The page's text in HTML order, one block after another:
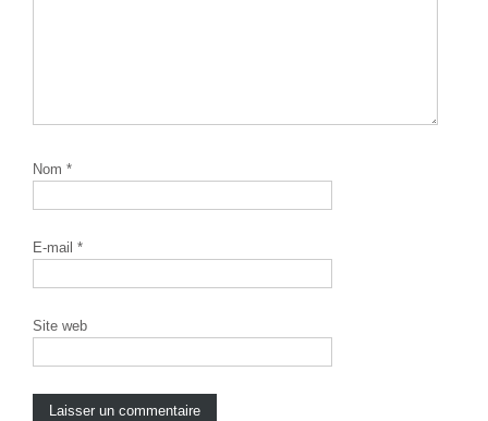
Nom *
E-mail *
Site web